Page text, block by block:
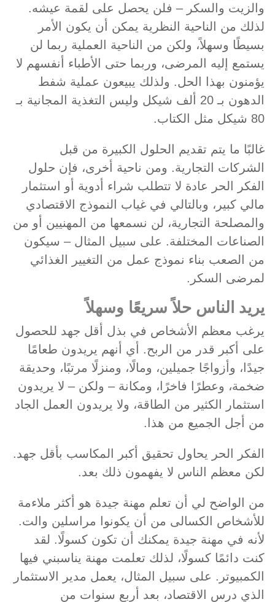
والزيت والسكر – فلن يحصل على لقمة عيشه.
لذلك من الناحية النظرية يمكن أن يكون الأمر
بسيطًا وسهلاً، ولكن من الناحية العملية ربما لن
يستمع إليه المرضى، وربما حتى الأطباء أنفسهم لا
يؤمنون بهذا الحل. ولذلك يبيعون عملية شفط
الدهون بـ 20 ألف شيكل وليس التغذية المجانية بـ
80 شيكل مثل الكتاب.
غالبًا ما يتم تقديم الحلول الكبيرة من قبل
الشركات التجارية. ومن ناحية أخرى، فإن حلول
الفكر الحر عادة لا تتطلب شراء أدوية أو استثمار
مالي كبير، وبالتالي في غياب النموذج الاقتصادي
والمصلحة التجارية، لن نسمعها من المهنيين أو من
الصناعات المختلفة. على سبيل المثال – سيكون
من الصعب بناء نموذج عمل من التغيير الغذائي
لمرضى السكر.
يريد الناس حلاً سريعًا وسهلاً
يرغب معظم الأشخاص في بذل أقل جهد للحصول
على أكبر قدر من الربح. أي أنهم يريدون طعامًا
جيدًا، وأزواجًا جميلين، ومالًا، ومنزلًا مرتبًا، وحديقة
ضخمة، وعطرًا فاخرًا، ومكانة – ولكن – لا يريدون
استثمار الكثير من الطاقة، ولا يريدون العمل الجاد
من أجل الجميع من هذا.
الفكر الحر يحاول تحقيق أكبر المكاسب بأقل جهد.
لكن معظم الناس لا يفهمون ذلك بعد.
من الواضح لي أن تعلم مهنة جيدة هو أكثر ملاءمة
للأشخاص الكسالى من أن يكونوا مراسلين والت.
لأنه في مهنة جيدة يمكنك أن تكون كسولًا. لقد
كنت دائمًا كسولًا، لذلك تعلمت مهنة يناسبني فيها
الكمبيوتر. على سبيل المثال، يعمل مدير الاستثمار
الذي درس الاقتصاد، بعد أربع سنوات من